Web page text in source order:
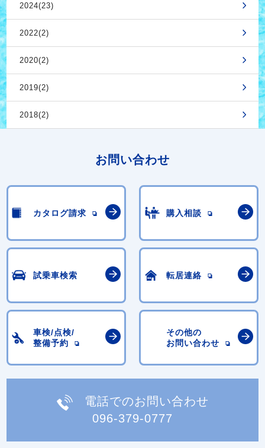
2024(23)
2022(2)
2020(2)
2019(2)
2018(2)
お問い合わせ
カタログ請求 購入相談
試乗車検索 転居連絡
車検/点検/
整備予約
その他の
お問い合わせ
電話でのお問い合わせ
096-379-0777